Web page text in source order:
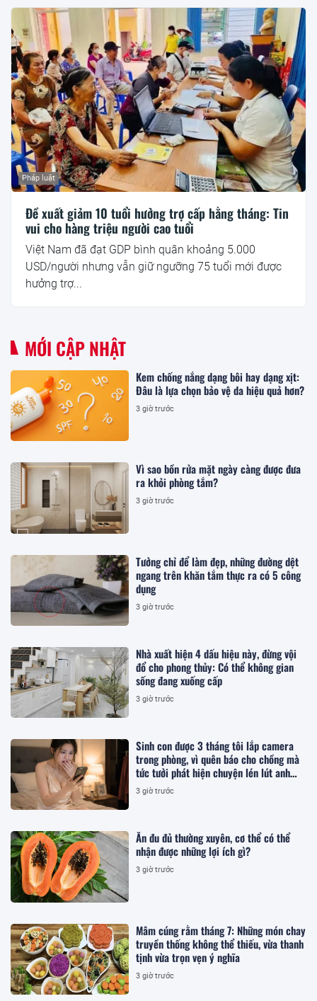
Pháp luật
Đề xuất giảm 10 tuổi hưởng trợ cấp hằng tháng: Tin
vui cho hàng triệu người cao tuổi
Việt Nam đã đạt GDP bình quân khoảng 5.000
USD/người nhưng vẫn giữ ngưỡng 75 tuổi mới được
hưởng trợ...
MỚI CẬP NHẬT
Kem chống nắng dạng bôi hay dạng xịt:
Đâu là lựa chọn bảo vệ da hiệu quả hơn?
3 giờ trước
Vì sao bồn rửa mặt ngày càng được đưa
ra khỏi phòng tắm?
3 giờ trước
Tưởng chỉ để làm đẹp, những đường dệt
ngang trên khăn tắm thực ra có 5 công
dụng
3 giờ trước
Nhà xuất hiện 4 dấu hiệu này, đừng vội
đổ cho phong thủy: Có thể không gian
sống đang xuống cấp
3 giờ trước
Sinh con được 3 tháng tôi lắp camera
trong phòng, vì quên báo cho chồng mà
tức tưởi phát hiện chuyện lén lút anh
làm
3 giờ trước
Ăn đu đủ thường xuyên, cơ thể có thể
nhận được những lợi ích gì?
3 giờ trước
Mâm cúng rằm tháng 7: Những món chay
truyền thống không thể thiếu, vừa thanh
tịnh vừa trọn vẹn ý nghĩa
3 giờ trước